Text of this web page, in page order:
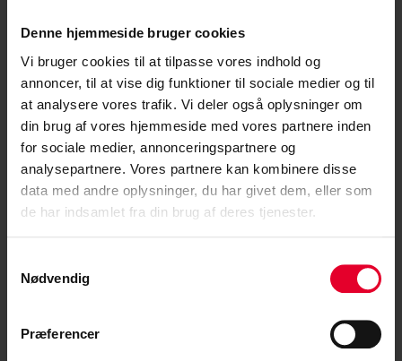
Denne hjemmeside bruger cookies
Vi bruger cookies til at tilpasse vores indhold og
annoncer, til at vise dig funktioner til sociale medier og til
at analysere vores trafik. Vi deler også oplysninger om
din brug af vores hjemmeside med vores partnere inden
for sociale medier, annonceringspartnere og
analysepartnere. Vores partnere kan kombinere disse
data med andre oplysninger, du har givet dem, eller som
de har indsamlet fra din brug af deres tjenester.
Nødvendig
Præferencer
Gammel Kongevej 60, 12. sal
Kontakt CS Pension
Tlf. 33 85 41 41
Man-tor: 9:30-11:30 & 12:30-15:00
Fre: 9:30-11:30 & 12:30-14:00
Følg os